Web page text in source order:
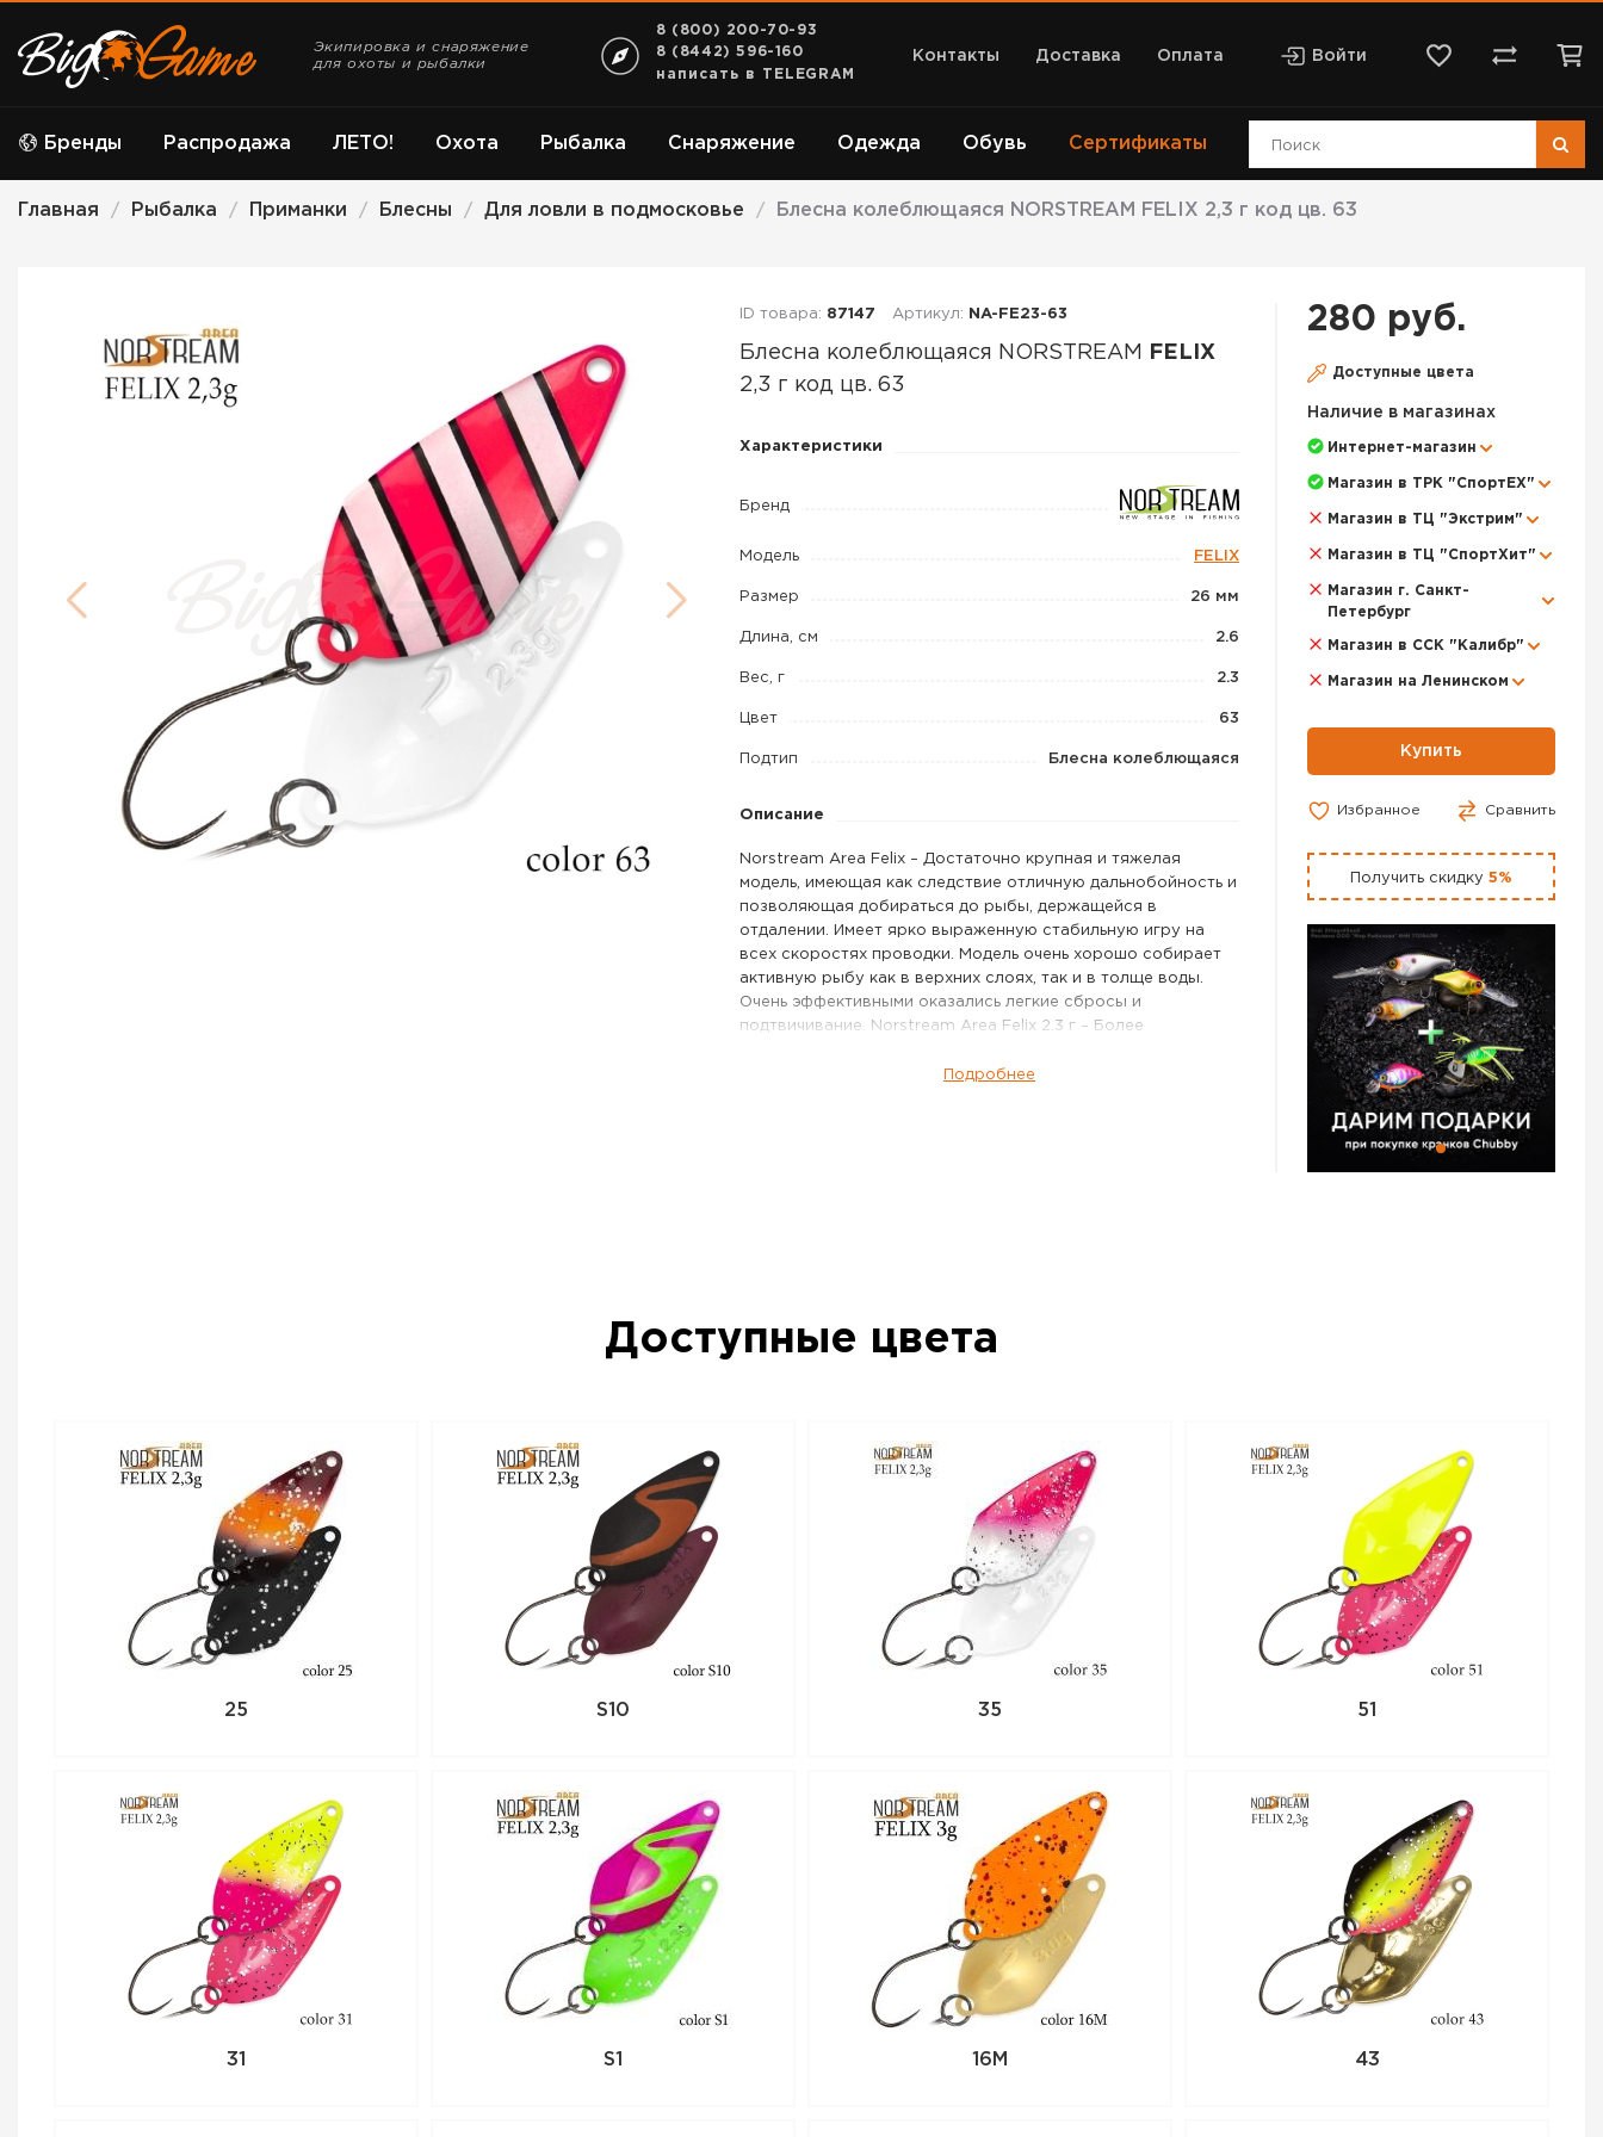
Экипировка и снаряжение
для охоты и рыбалки
8 (800) 200-70-93
8 (8442) 596-160
написать в TELEGRAM
Контакты Доставка Оплата Войти
Бренды ЛЕТО! Охота Рыбалка Снаряжение Одежда Обувь
Распродажа Сертификаты
Главная / Рыбалка / Приманки / Блесны / Для ловли в подмосковье / Блесна колеблющаяся NORSTREAM FELIX 2,3 г код цв. 63
ID товара: 87147 Артикул: NA-FE23-63
Блесна колеблющаяся NORSTREAM
FELIX
2,3 г код цв. 63
Блесна
NORSTREAM
2,3
г
код
63
Характеристики
Бренд
Модель FELIX
Размер 26 мм
Длина, см 2.6
Вес, г 2.3
Цвет 63
Подтип Блесна колеблющаяся
Описание
Norstream Area Felix – Достаточно крупная и тяжелая
модель, имеющая как следствие отличную дальнобойность и
позволяющая добираться до рыбы, держащейся в
отдалении. Имеет ярко выраженную стабильную игру на
всех скоростях проводки. Модель очень хорошо собирает
активную рыбу как в верхних слоях, так и в толще воды.
Очень эффективными оказались легкие сбросы и
подтвичивание. Norstream Area Felix 2.3 г – Более
два варианта исполнения по весу – 2,3 г и 2,0 г. Более
легкой, «порхающей» игрой и стабильно работает на
совсем медленной проводке. Безусловно, эта версия
наилучшем свете. Приманки Norstream Area Felix
изготовлены из латуни и оснащены высококачественной
фурнитурой и крючками без бородок.
Блесна колеблющаяся NORSTREAM FELIX 2,3 г код цв. 63 –
данный товар доступен для заказа в интернет-магазине
BigGame по цене 280 руб. с доставкой в Волгограде и по
всей России. Для того, чтобы купить данный товар,
положите его в корзину или позвоните по телефону +7
Подробнее
280 руб.
Доступные цвета
Наличие в магазинах
Интернет-магазин
Магазин в ТРК "СпортЕХ"
Магазин в ТЦ "Экстрим"
Магазин в ТЦ "СпортХит"
Магазин г. Санкт-
Петербург
Магазин в ССК "Калибр"
Магазин на Ленинском
Купить
Избранное Сравнить
Получить скидку 5%
Доступные цвета
25 S10 35 51
31 S1 16M 43